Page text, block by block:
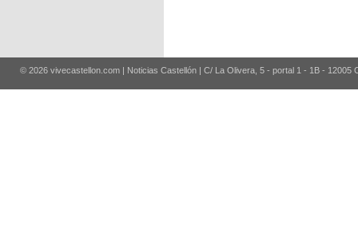
© 2026 vivecastellon.com | Noticias Castellón | C/ La Olivera, 5 - portal 1 - 1B - 12005